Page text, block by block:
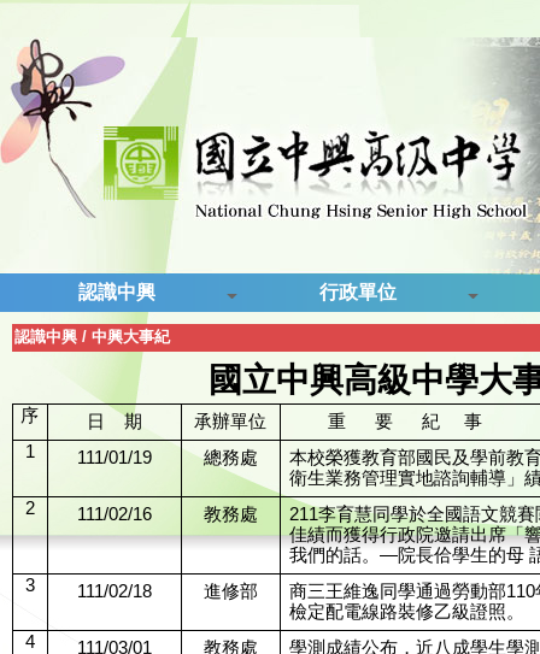
認識中興 行政單位
認識中興 / 中興大事紀
國立中興高級中學大
序 日    期 承辦單位
重      要      紀     事
1
111/01/19 總務處
本校榮獲教育部國民及學前教
衛生業務管理實地諮詢輔導」
2
111/02/16 教務處
211李育慧同學於全國語文競
佳績而獲得行政院邀請出席「
我們的話。—院長佮學生的母
3
111/02/18 進修部
商三王維逸同學通過勞動部
檢定配電線路裝修乙級證照。
4
111/03/01 教務處
學測成績公布，近八成學生學